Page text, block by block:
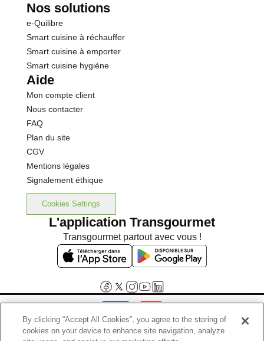
Nos solutions
e-Quilibre
Smart cuisine à réchauffer
Smart cuisine à emporter
Smart cuisine hygiène
Aide
Mon compte client
Nous contacter
FAQ
Plan du site
CGV
Mentions légales
Signalement éthique
Cookies Settings
L'application Transgourmet
Transgourmet partout avec vous !
By clicking “Accept All Cookies”, you agree to the storing of
cookies on your device to enhance site navigation, analyze